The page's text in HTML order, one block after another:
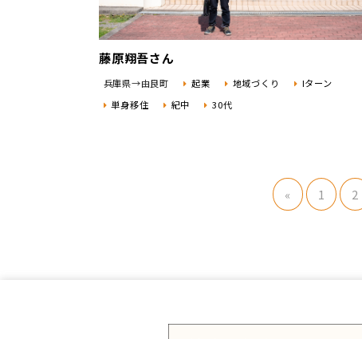
藤原翔吾さん
兵庫県→由良町 起業 地域づくり
Iターン
単身移住
紀中 30代
« 1 2